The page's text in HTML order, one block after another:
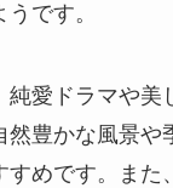
です。
純愛ドラマや
然豊かな風景や
めです。また